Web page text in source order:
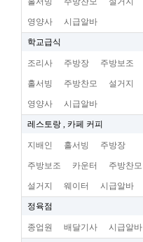
영양사 시급알바
학교급식
조리사 주방장 주방보조
홀서빙 주방찬모 설거지
영양사 시급알바
레스토랑 , 카페 커피
지배인 홀서빙 주방장
주방보조 카운터 주방찬모
설거지 웨이터 시급알바
정육점
종업원 배달기사 시급알바